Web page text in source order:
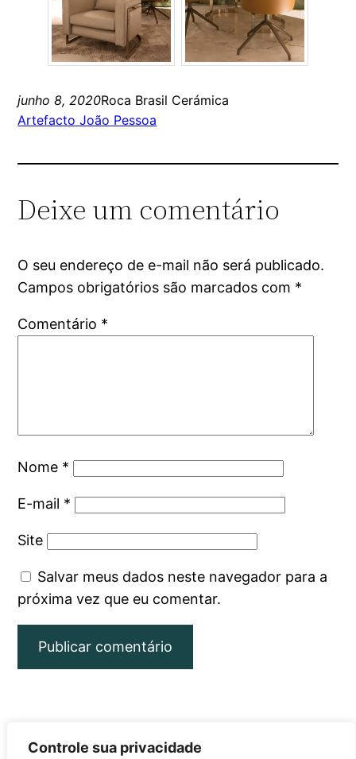
Controle sua privacidade
junho 8, 2020Roca Brasil Cerámica
Artefacto João Pessoa
Deixe um comentário
O seu endereço de e-mail não será publicado.
Campos obrigatórios são marcados com *
Comentário *
Nome *
E-mail *
Site
Salvar meus dados neste navegador para a
próxima vez que eu comentar.